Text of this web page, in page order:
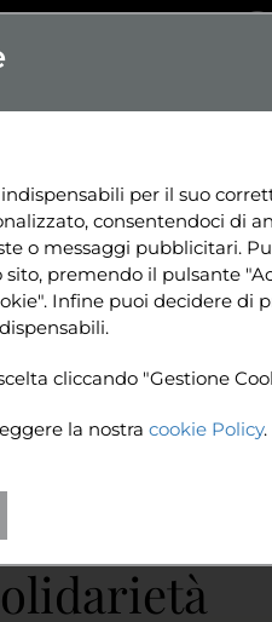
NEWS
per il suo
consentendoci di
o messaggi pubblicitari.
premendo il pulsante
Infine puoi decidere
cliccando "Gestione
la nostra cookie Policy.